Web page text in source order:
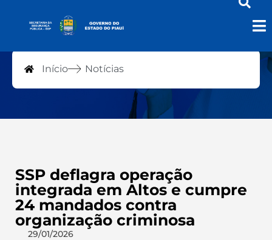
Notícias
Início Notícias
SSP deflagra operação
integrada em Altos e cumpre
24 mandados contra
organização criminosa
29/01/2026